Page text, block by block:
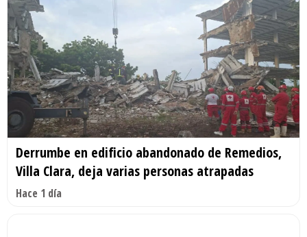
Derrumbe en edificio abandonado de Remedios,
Villa Clara, deja varias personas atrapadas
Hace 1 día